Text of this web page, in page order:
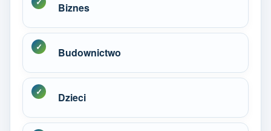
Biznes
Budownictwo
Dzieci